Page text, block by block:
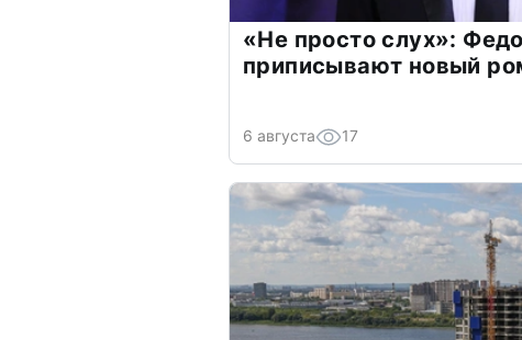
«Не просто слух»:
приписывают новый
6 августа 17